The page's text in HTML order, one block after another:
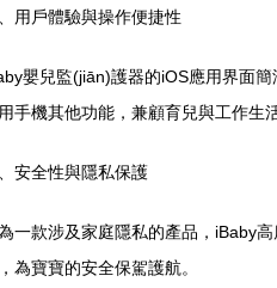
用戶體驗與操作便捷性
嬰兒監(jiān)護器的iOS應用界面
手機其他功能，兼顧育兒與工作生
安全性與隱私保護
一款涉及家庭隱私的產品，iBaby
為寶寶的安全保駕護航。